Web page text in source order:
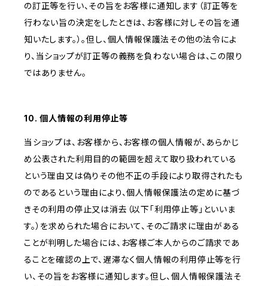
の訂正等を行い、その旨をお客様に通知します（訂正等を
行わない旨の決定をしたときは、お客様に対しその旨を通
知いたします。）。但し、個人情報保護法その他の法令によ
り、当ショップが訂正等の義務を負わない場合は、この限り
ではありません。
10. 個人情報の利用停止等
当ショップは、お客様から、お客様の個人情報が、あらかじ
め公表された利用目的の範囲を超えて取り扱われている
という理由又は偽りその他不正の手段により取得されたも
のであるという理由により、個人情報保護法の定めに基づ
きその利用の停止又は消去（以下「利用停止等」といいま
す。）を求められた場合において、そのご請求に理由がある
ことが判明した場合には、お客様ご本人からのご請求であ
ることを確認の上で、遅滞なく個人情報の利用停止等を行
い、その旨をお客様に通知します。但し、個人情報保護法そ